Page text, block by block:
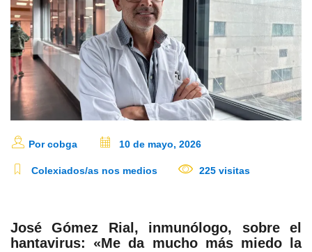
Por cobga 10 de mayo, 2026
Colexiados/as nos medios 225 visitas
José Gómez Rial, inmunólogo, sobre el
hantavirus: «Me da mucho más miedo la